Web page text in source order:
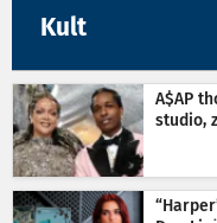
Kult
A$AP
studio,